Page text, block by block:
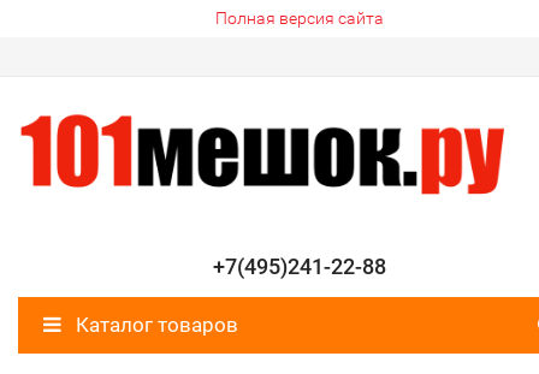
Полная версия сайта
+7(495)241-22-88
Каталог товаров